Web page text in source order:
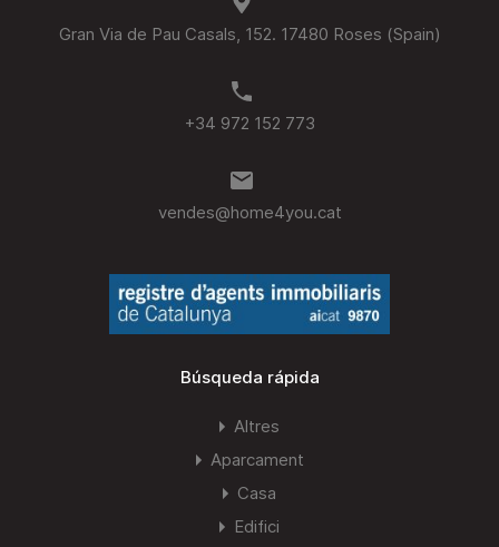
Gran Via de Pau Casals, 152. 17480 Roses (Spain)
+34 972 152 773
vendes@home4you.cat
Búsqueda rápida
Altres
Aparcament
Casa
Edifici